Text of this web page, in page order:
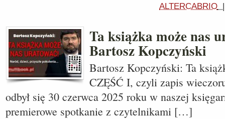
ALTERCABRIO
Ta książka może nas
Bartosz Kopczyński
Bartosz Kopczyński: Ta
CZĘŚĆ I, czyli zapis
odbył się 30 czerwca 2025 roku w naszej
premierowe spotkanie z czytelnikami […]